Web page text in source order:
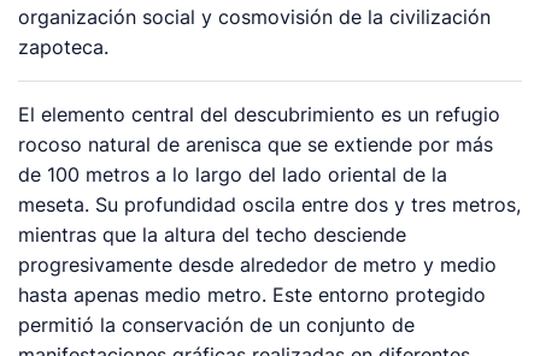
organización social y cosmovisión de la civilización
zapoteca.
El elemento central del descubrimiento es un refugio
rocoso natural de arenisca que se extiende por más
de 100 metros a lo largo del lado oriental de la
meseta. Su profundidad oscila entre dos y tres metros,
mientras que la altura del techo desciende
progresivamente desde alrededor de metro y medio
hasta apenas medio metro. Este entorno protegido
permitió la conservación de un conjunto de